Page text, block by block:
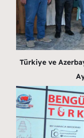
Türkiye ve